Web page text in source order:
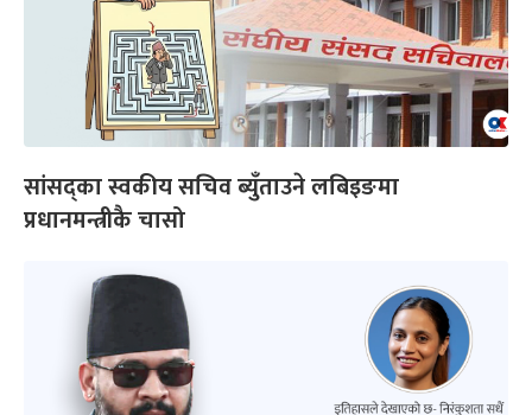
सांसद्का स्वकीय सचिव ब्युँताउने लबिइङमा
प्रधानमन्त्रीकै चासो